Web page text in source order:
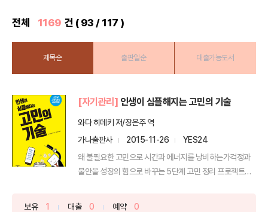
전체 1169 건 ( 93 / 117 )
제목순 출판일순 대출가능도서
[자기관리] 인생이 심플해지는 고민의 기술
와다 히데키 저/장은주 역
가나출판사
2015-11-26
YES24
왜 불필요한 고민으로 시간과 에너지를 낭비하는가걱정과
불안을 성장의 힘으로 바꾸는 5단계 고민 정리 프로젝트세
보유 1 대출 0 예약 0